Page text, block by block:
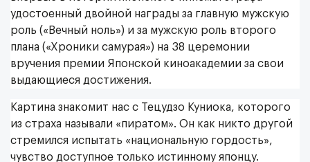
удостоенный двойной награды за главную мужскую
роль («Вечный ноль») и за мужскую роль второго
плана («Хроники самурая») на 38 церемонии
вручения премии Японской киноакадемии за свои
выдающиеся достижения.
Картина знакомит нас с Тецудзо Куниока, которого
из страха называли «пиратом». Он как никто другой
стремился испытать «национальную гордость»,
чувство доступное только истинному японцу.